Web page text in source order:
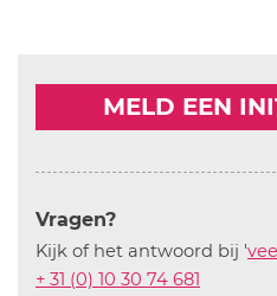
MELD EEN
Vragen?
Kijk of het antwoord bij '
+ 31 (0) 10 30 74 681